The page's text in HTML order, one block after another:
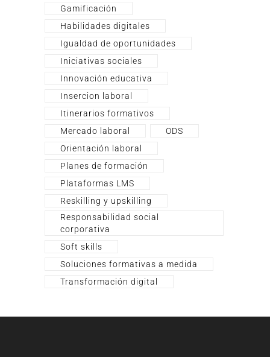
Gamificación
Habilidades digitales
Igualdad de oportunidades
Iniciativas sociales
Innovación educativa
Insercion laboral
Itinerarios formativos
Mercado laboral
ODS
Orientación laboral
Planes de formación
Plataformas LMS
Reskilling y upskilling
Responsabilidad social
corporativa
Soft skills
Soluciones formativas a medida
Transformación digital